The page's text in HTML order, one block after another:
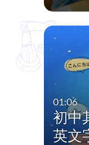
01:06
初中
英文